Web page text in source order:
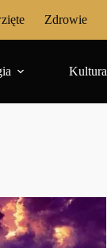
Zdrowie
Kultura